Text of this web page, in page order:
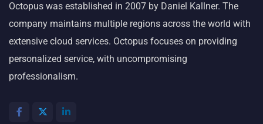
Octopus was established in 2007 by Daniel Kallner. The
company maintains multiple regions across the world with
extensive cloud services. Octopus focuses on providing
personalized service, with uncompromising
professionalism.